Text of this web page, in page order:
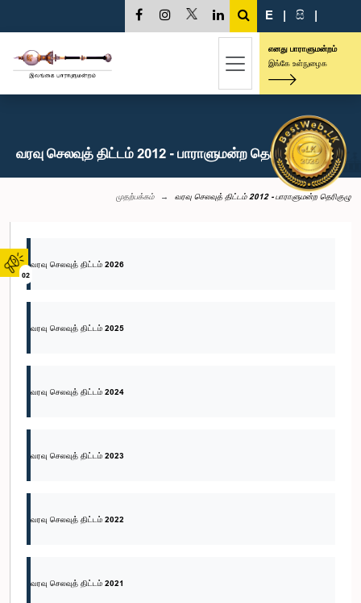
02
E | සි |
எனது பாராளுமன்றம்
இங்கே உள்நுழைக
வரவு செலவுத் திட்டம் 2012 - பாராளுமன்ற தெரிகுழு
முதற்பக்கம் வரவு செலவுத் திட்டம் 2012 - பாராளுமன்ற தெரிகுழு
வரவு செலவுத் திட்டம் 2026
வரவு செலவுத் திட்டம் 2025
வரவு செலவுத் திட்டம் 2024
வரவு செலவுத் திட்டம் 2023
வரவு செலவுத் திட்டம் 2022
வரவு செலவுத் திட்டம் 2021